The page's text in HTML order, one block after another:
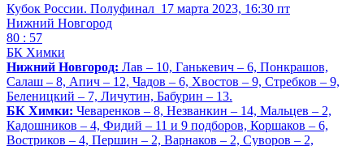
Кубок России. Полуфинал 17 марта 2023, 16:30 пт
Нижний Новгород
80 : 57
БК Химки
Нижний Новгород: Лав – 10, Ганькевич – 6, Понкрашов,
Салаш – 8, Апич – 12, Чадов – 6, Хвостов – 9, Стребков – 9,
Беленицкий – 7, Личутин, Бабурин – 13.
БК Химки: Чеваренков – 8, Незванкин – 14, Мальцев – 2,
Кадошников – 4, Фидий – 11 и 9 подборов, Коршаков – 6,
Востриков – 4, Першин – 2, Варнаков – 2, Суворов – 2,